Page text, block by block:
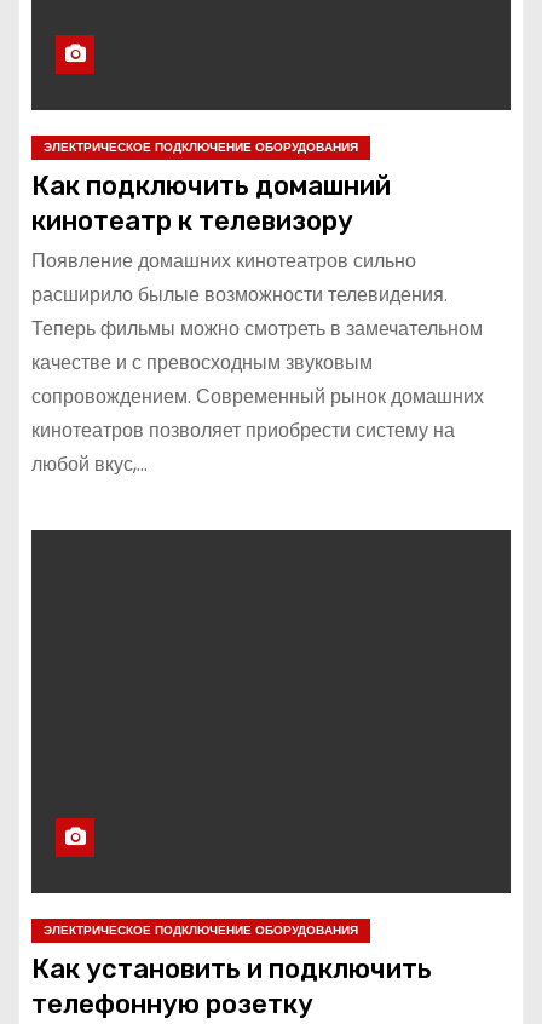
ЭЛЕКТРИЧЕСКОЕ ПОДКЛЮЧЕНИЕ ОБОРУДОВАНИЯ
Как подключить домашний
кинотеатр к телевизору
Появление домашних кинотеатров сильно
расширило былые возможности телевидения.
Теперь фильмы можно смотреть в замечательном
качестве и с превосходным звуковым
сопровождением. Современный рынок домашних
кинотеатров позволяет приобрести систему на
любой вкус,…
ЭЛЕКТРИЧЕСКОЕ ПОДКЛЮЧЕНИЕ ОБОРУДОВАНИЯ
Как установить и подключить
телефонную розетку